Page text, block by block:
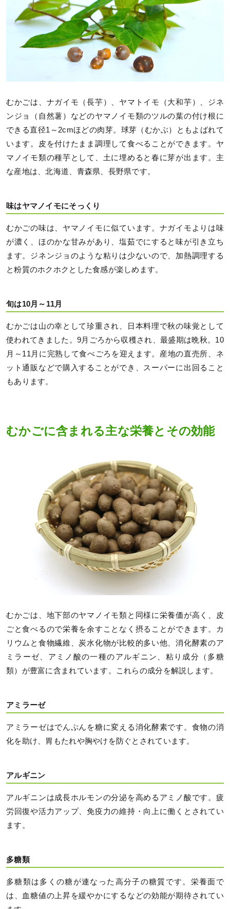
むかごは、ナガイモ（長芋）、ヤマトイモ（大和芋）、ジネ
ンジョ（自然薯）などのヤマノイモ類のツルの葉の付け根に
できる直径1～2cmほどの肉芽。球芽（むかぶ）ともよばれて
います。皮を付けたまま調理して食べることができます。ヤ
マノイモ類の種芋として、土に埋めると春に芽が出ます。主
な産地は、北海道、青森県、長野県です。
味はヤマノイモにそっくり
むかごの味は、ヤマノイモに似ています。ナガイモよりは味
が濃く、ほのかな甘みがあり、塩茹でにすると味が引き立ち
ます。ジネンジョのような粘りは少ないので、加熱調理する
と粉質のホクホクとした食感が楽しめます。
旬は10月～11月
むかごは山の幸として珍重され、日本料理で秋の味覚として
使われてきました。9月ごろから収穫され、最盛期は晩秋。10
月～11月に完熟して食べごろを迎えます。産地の直売所、ネ
ット通販などで購入することができ、スーパーに出回ること
もあります。
むかごに含まれる主な栄養とその効能
むかごは、地下部のヤマノイモ類と同様に栄養価が高く、皮
ごと食べるので栄養を余すことなく摂ることができます。カ
リウムと食物繊維、炭水化物が比較的多い他、消化酵素のア
ミラーゼ、アミノ酸の一種のアルギニン、粘り成分（多糖
類）が豊富に含まれています。これらの成分を解説します。
アミラーゼ
アミラーゼはでんぷんを糖に変える消化酵素です。食物の消
化を助け、胃もたれや胸やけを防ぐとされています。
アルギニン
アルギニンは成長ホルモンの分泌を高めるアミノ酸です。疲
労回復や活力アップ、免疫力の維持・向上に働くとされてい
ます。
多糖類
多糖類は多くの糖が連なった高分子の糖質です。栄養面で
は、血糖値の上昇を緩やかにするなどの効能が期待されてい